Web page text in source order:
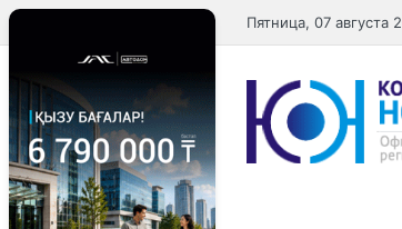
Перейти
к
содержимому
Пятница, 07 августа